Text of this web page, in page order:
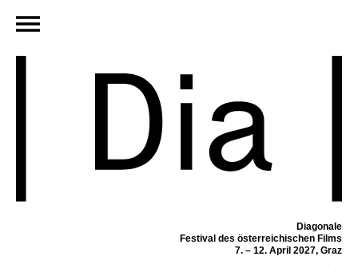
Diagonale
Festival des österreichischen Films
7. – 12. April 2027, Graz